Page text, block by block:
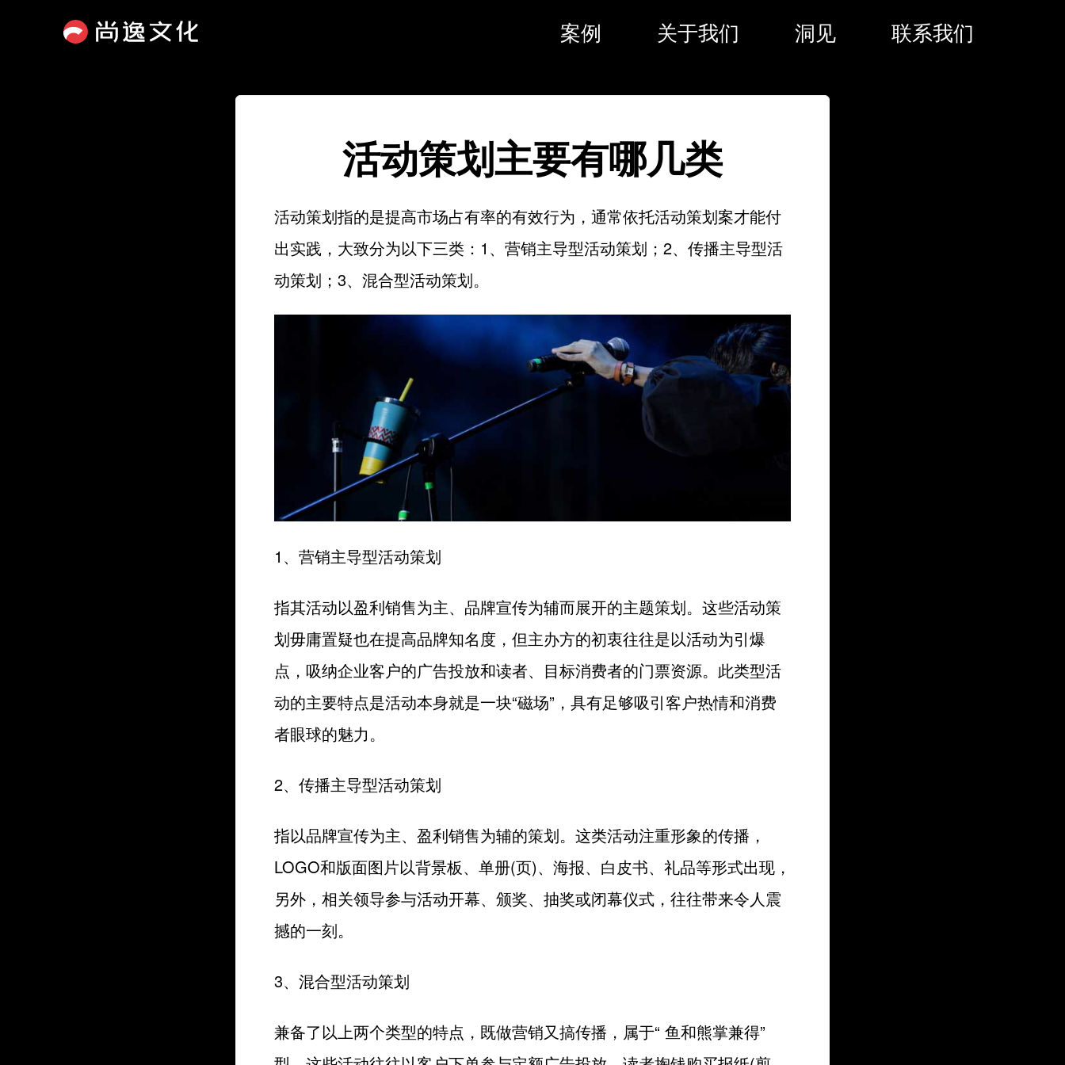
案例 关于我们 洞见 联系我们
活动策划主要有哪几类
活动策划指的是提高市场占有率的有效行为，通常依托活动策划案才能付
出实践，大致分为以下三类：1、营销主导型活动策划；2、传播主导型活
动策划；3、混合型活动策划。
1、营销主导型活动策划
指其活动以盈利销售为主、品牌宣传为辅而展开的主题策划。这些活动策
划毋庸置疑也在提高品牌知名度，但主办方的初衷往往是以活动为引爆
点，吸纳企业客户的广告投放和读者、目标消费者的门票资源。此类型活
动的主要特点是活动本身就是一块“磁场”，具有足够吸引客户热情和消费
者眼球的魅力。
2、传播主导型活动策划
指以品牌宣传为主、盈利销售为辅的策划。这类活动注重形象的传播，
LOGO和版面图片以背景板、单册(页)、海报、白皮书、礼品等形式出现，
另外，相关领导参与活动开幕、颁奖、抽奖或闭幕仪式，往往带来令人震
撼的一刻。
3、混合型活动策划
兼备了以上两个类型的特点，既做营销又搞传播，属于“ 鱼和熊掌兼得”